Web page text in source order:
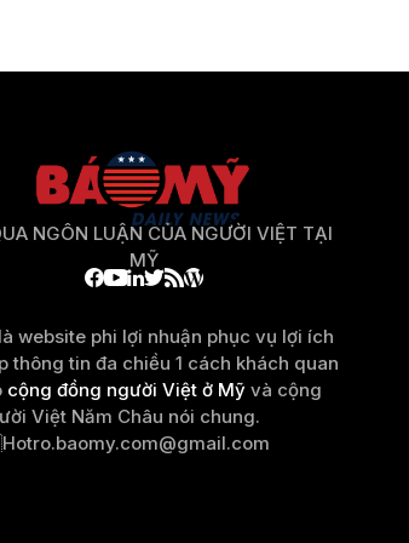
NGÔN LUẬN CỦA NGƯỜI VIỆT TẠI
MỸ
là website phi lợi nhuận phục vụ lợi ích
thông tin đa chiều 1 cách khách quan
cộng đồng người Việt ở Mỹ và cộng
Việt Năm Châu nói chung.
Hotro.baomy.com@gmail.com